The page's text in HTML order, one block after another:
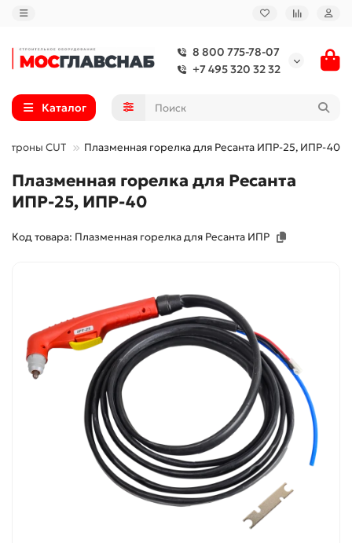
8 800 775-78-07
+7 495 320 32 32
Каталог
CUT Плазменная горелка для Ресанта ИПР-25, ИПР-40
Плазменная горелка для Ресанта
ИПР-25, ИПР-40
Код товара: Плазменная горелка для Ресанта ИПР